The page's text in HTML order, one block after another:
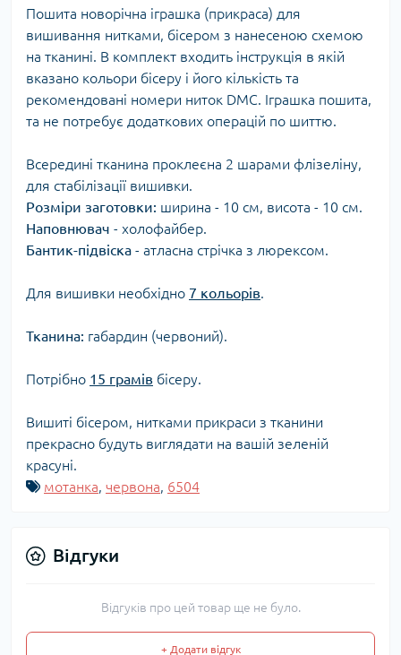
Пошита новорічна іграшка (прикраса) для
вишивання нитками, бісером з нанесеною схемою
на тканині. В комплект входить інструкція в якій
вказано кольори бісеру і його кількість та
рекомендовані номери ниток DMC. Іграшка пошита,
та не потребує додаткових операцій по шиттю.
Всередині тканина проклеєна 2 шарами флізеліну,
для стабілізації вишивки.
Розміри заготовки: ширина - 10 см, висота - 10 см.
Наповнювач - холофайбер.
Бантик-підвіска - атласна стрічка з люрексом.
Для вишивки необхідно 7 кольорів.
Тканина: габардин (червоний).
Потрібно 15 грамів бісеру.
Вишиті бісером, нитками прикраси з тканини
прекрасно будуть виглядати на вашій зеленій
красуні.
мотанка, червона, 6504
Відгуки
Відгуків про цей товар ще не було.
+ Додати відгук